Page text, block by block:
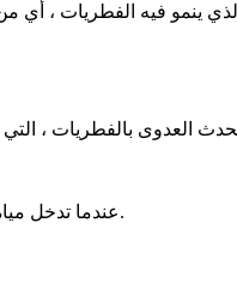
الذي ينمو فيه الفطريات
عندما تدخل مياه الأمطار الاتصال بين أعمال الطوب والأجزاء الخشبية المجاورة للباب وإطارات النوافذ ، يتطور العفن الرطب.